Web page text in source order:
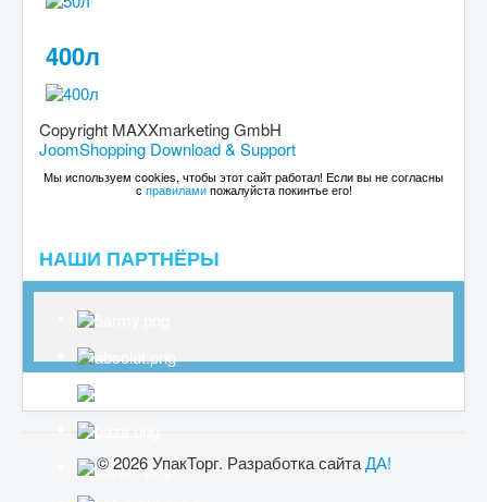
400л
Copyright MAXXmarketing GmbH
JoomShopping Download & Support
Мы используем cookies, чтобы этот сайт работал! Если вы не согласны
с правиламипожалуйста покинтье его!
НАШИ ПАРТНЁРЫ
© 2026 УпакТорг. Разработка сайтаДА!